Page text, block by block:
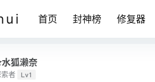
首页 封神榜 修复器
狐濑奈
者 Lv1